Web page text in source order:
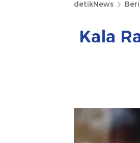
detikNews
Kala